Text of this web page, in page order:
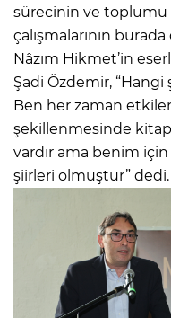
sürecinin ve
çalışmalarının
Nâzım Hikmet’in
Şadi Özdemir, “Hangi
Ben her zaman
şekillenmesinde
vardır ama benim için
şiirleri olmuştur” dedi.